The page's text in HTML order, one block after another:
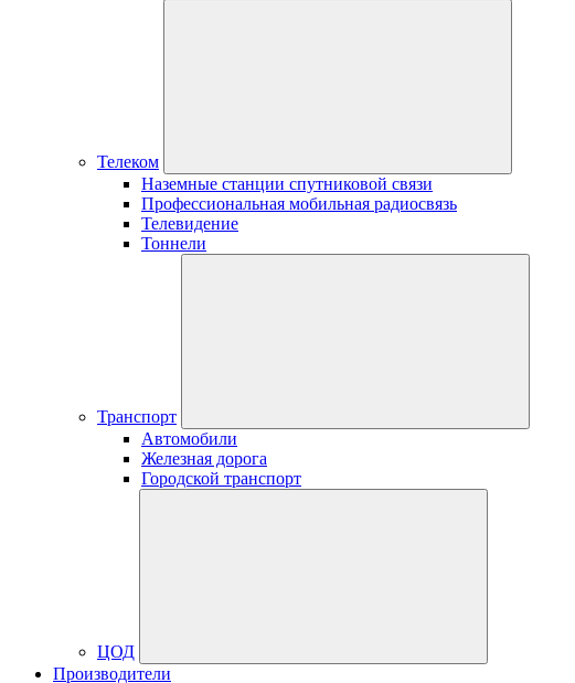
Телеком
Наземные станции спутниковой связи
Профессиональная мобильная радиосвязь
Телевидение
Тоннели
Транспорт
Автомобили
Железная дорога
Городской транспорт
ЦОД
Производители